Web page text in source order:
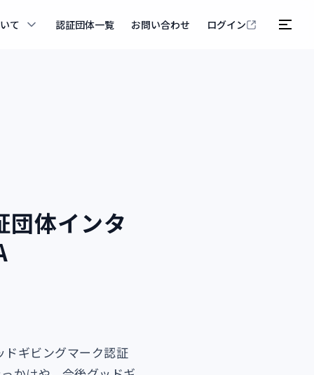
て 認証団体一覧 お問い合わせ ログイン
団体インタ
ドギビングマーク認証